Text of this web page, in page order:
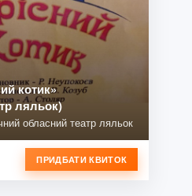
котик»
ляльок)
обласний театр ляльок
ПРИДБАТИ КВИТОК